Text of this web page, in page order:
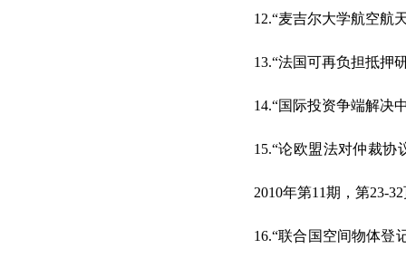
12.“麦吉尔大学航空航
13.“法国可再负担抵押
14.“国际投资争端解决
15.“论欧盟法对仲裁
2010年第11期，第23-
16.“联合国空间物体登